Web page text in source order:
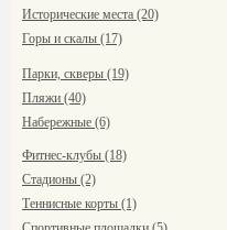
Исторические места (20)
Горы и скалы (17)
Парки, скверы (19)
Пляжи (40)
Набережные (6)
Фитнес-клубы (18)
Стадионы (2)
Теннисные корты (1)